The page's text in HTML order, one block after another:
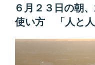
日
は
☆
山
稿
日:
６月２３日の朝
使い方 「人と人